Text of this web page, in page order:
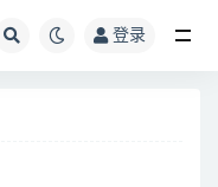
登录